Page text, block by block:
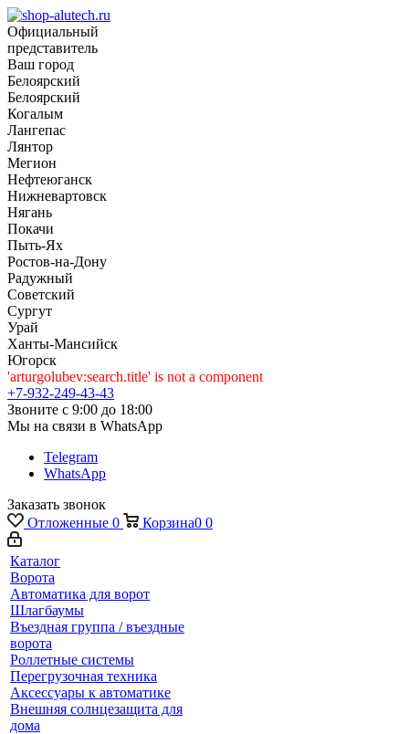
Официальный
представитель
Ваш город
Белоярский
Белоярский
Когалым
Лангепас
Лянтор
Мегион
Нефтеюганск
Нижневартовск
Нягань
Покачи
Пыть-Ях
Рoстов-на-Дону
Радужный
Советский
Сургут
Урай
Ханты-Мансийск
Югорск
'arturgolubev:search.title' is not a component
+7-932-249-43-43
Звоните с 9:00 до 18:00
Мы на связи в WhatsApp
Telegram
WhatsApp
Заказать звонок
Отложенные 0 Корзина0 0
Каталог
Ворота
Автоматика для ворот
Шлагбаумы
Въездная группа / въездные
ворота
Роллетные системы
Перегрузочная техника
Аксессуары к автоматике
Внешняя солнцезащита для
дома